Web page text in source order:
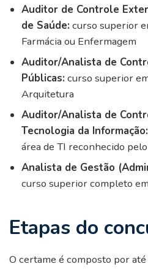
Auditor de Controle
de Saúde: curso superior
Farmácia ou Enfermagem
Auditor/Analista de
Públicas: curso superior
Arquitetura
Auditor/Analista de
Tecnologia da Informação:
área de TI reconhecido
Analista de Gestão
curso superior completo
Etapas do
O certame é composto por até